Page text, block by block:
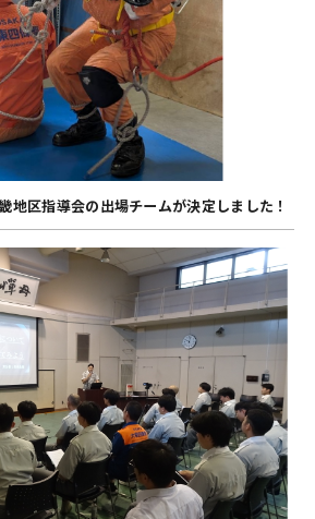
地区指導会の出場チームが決定しました！